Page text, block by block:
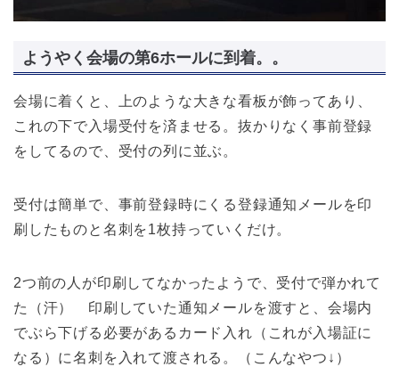
ようやく会場の第6ホールに到着。。
会場に着くと、上のような大きな看板が飾ってあり、
これの下で入場受付を済ませる。抜かりなく事前登録
をしてるので、受付の列に並ぶ。
受付は簡単で、事前登録時にくる登録通知メールを印
刷したものと名刺を1枚持っていくだけ。
2つ前の人が印刷してなかったようで、受付で弾かれて
た（汗） 印刷していた通知メールを渡すと、会場内
でぶら下げる必要があるカード入れ（これが入場証に
なる）に名刺を入れて渡される。（こんなやつ↓）